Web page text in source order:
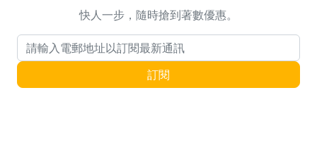
快人一步，隨時搶到著數優惠。
電郵地址 訂閱